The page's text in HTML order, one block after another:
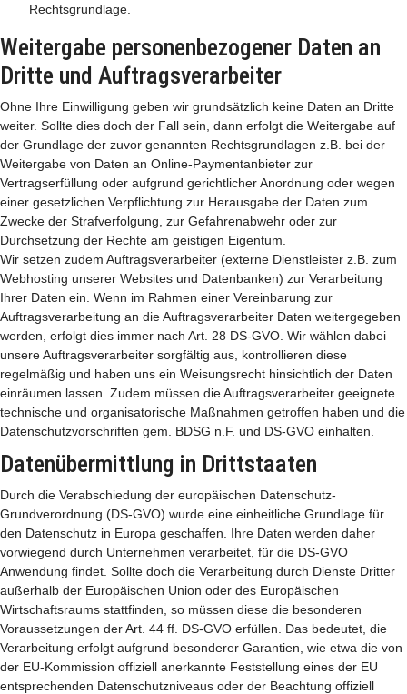
Rechtsgrundlage.
Weitergabe personenbezogener Daten an
Dritte und Auftragsverarbeiter
Ohne Ihre Einwilligung geben wir grundsätzlich keine Daten an Dritte
weiter. Sollte dies doch der Fall sein, dann erfolgt die Weitergabe auf
der Grundlage der zuvor genannten Rechtsgrundlagen z.B. bei der
Weitergabe von Daten an Online-Paymentanbieter zur
Vertragserfüllung oder aufgrund gerichtlicher Anordnung oder wegen
einer gesetzlichen Verpflichtung zur Herausgabe der Daten zum
Zwecke der Strafverfolgung, zur Gefahrenabwehr oder zur
Durchsetzung der Rechte am geistigen Eigentum.
Wir setzen zudem Auftragsverarbeiter (externe Dienstleister z.B. zum
Webhosting unserer Websites und Datenbanken) zur Verarbeitung
Ihrer Daten ein. Wenn im Rahmen einer Vereinbarung zur
Auftragsverarbeitung an die Auftragsverarbeiter Daten weitergegeben
werden, erfolgt dies immer nach Art. 28 DS-GVO. Wir wählen dabei
unsere Auftragsverarbeiter sorgfältig aus, kontrollieren diese
regelmäßig und haben uns ein Weisungsrecht hinsichtlich der Daten
einräumen lassen. Zudem müssen die Auftragsverarbeiter geeignete
technische und organisatorische Maßnahmen getroffen haben und die
Datenschutzvorschriften gem. BDSG n.F. und DS-GVO einhalten.
Datenübermittlung in Drittstaaten
Durch die Verabschiedung der europäischen Datenschutz-
Grundverordnung (DS-GVO) wurde eine einheitliche Grundlage für
den Datenschutz in Europa geschaffen. Ihre Daten werden daher
vorwiegend durch Unternehmen verarbeitet, für die DS-GVO
Anwendung findet. Sollte doch die Verarbeitung durch Dienste Dritter
außerhalb der Europäischen Union oder des Europäischen
Wirtschaftsraums stattfinden, so müssen diese die besonderen
Voraussetzungen der Art. 44 ff. DS-GVO erfüllen. Das bedeutet, die
Verarbeitung erfolgt aufgrund besonderer Garantien, wie etwa die von
der EU-Kommission offiziell anerkannte Feststellung eines der EU
entsprechenden Datenschutzniveaus oder der Beachtung offiziell